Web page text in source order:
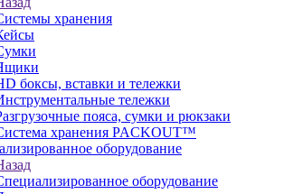
хранения
боксы, вставки и тележки
тележки
пояса, сумки и рюкзаки
хранения PACKOUT™
оборудование
оборудование